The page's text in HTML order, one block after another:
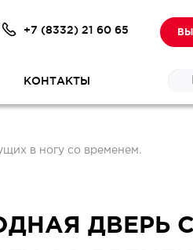
+7 (8332) 21 60 65
КОНТАКТЫ
в ногу со временем.
ДВЕРЬ С